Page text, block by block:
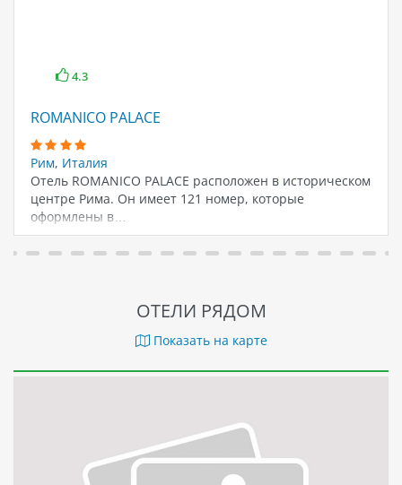
4.3
ROMANICO PALACE
Рим, Италия
Отель ROMANICO PALACE расположен в историческом
центре Рима. Он имеет 121 номер, которые
оформлены в…
ОТЕЛИ РЯДОМ
Показать на карте